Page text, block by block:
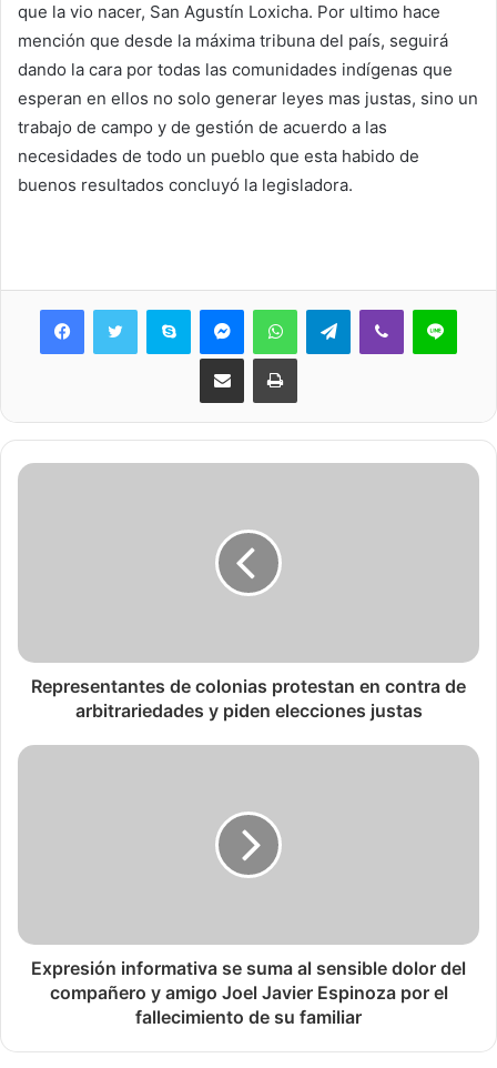
que la vio nacer, San Agustín Loxicha. Por ultimo hace
mención que desde la máxima tribuna del país, seguirá
dando la cara por todas las comunidades indígenas que
esperan en ellos no solo generar leyes mas justas, sino un
trabajo de campo y de gestión de acuerdo a las
necesidades de todo un pueblo que esta habido de
buenos resultados concluyó la legisladora.
Skype MessengerWhatsAppTelegramViber Line
Share via Email Print
Representantes de colonias protestan en contra de
arbitrariedades y piden elecciones justas
Expresión informativa se suma al sensible dolor del
compañero y amigo Joel Javier Espinoza por el
fallecimiento de su familiar